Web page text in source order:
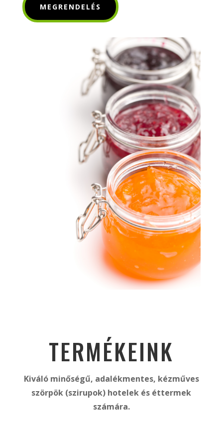
MEGRENDELÉS
TERMÉKEINK
Kiváló minőségű, adalékmentes, kézműves
szörpök (szirupok) hotelek és éttermek
számára.